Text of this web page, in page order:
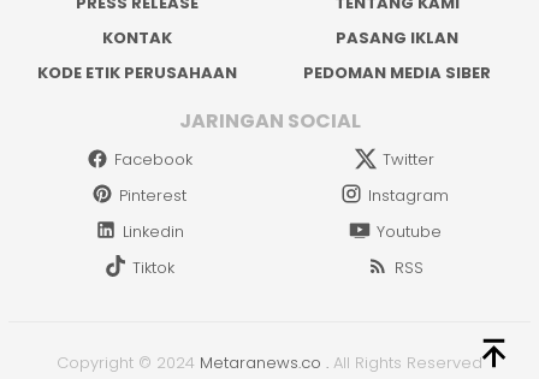
KONTAK
PASANG IKLAN
KODE ETIK PERUSAHAAN
PEDOMAN MEDIA SIBER
JARINGAN SOCIAL
Facebook
Twitter
Pinterest
Instagram
Linkedin
Youtube
Tiktok
RSS
Copyright © 2024 Metaranews.co . All Rights Reserved